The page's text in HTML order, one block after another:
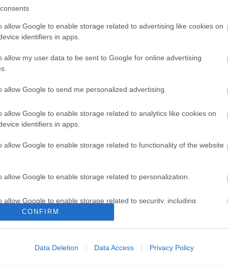
allow Google to enable storage related to advertising like cookies on
identifiers in apps.
allow my user data to be sent to Google for online advertising
allow Google to send me personalized advertising.
allow Google to enable storage related to analytics like cookies on
identifiers in apps.
allow Google to enable storage related to functionality of the website
allow Google to enable storage related to personalization.
allow Google to enable storage related to security, including
functionality and fraud prevention, and other user protection.
CONFIRM
Data Deletion Data Access Privacy Policy
filmrendezőt is fogadta, a direktor egy
együtt kereste meg Jamagucsit. A The Last
Look Back (Utolsó vonat Hirosimából: Túlélők
ebből esetlegesen készülő film természetesen
tragédiákról szólna.
ELFELEDETT
SÁRKÁNYOK,
ROSSZFIÚK – A
ŐRÜLT FILM: JÖN
A RANDOM!